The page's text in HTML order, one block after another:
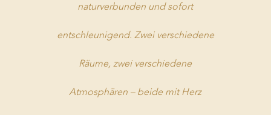
naturverbunden und sofort
entschleunigend. Zwei verschiedene
Räume, zwei verschiedene
Atmosphären – beide mit Herz